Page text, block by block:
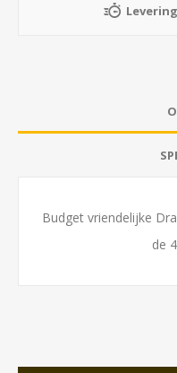
Budget vriendelijke
de